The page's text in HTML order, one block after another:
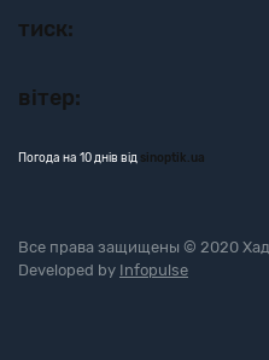
тиск:
вітер:
Погода на 10 днів від sinoptik.ua
Все права защищены © 2020
Developed by Infopulse